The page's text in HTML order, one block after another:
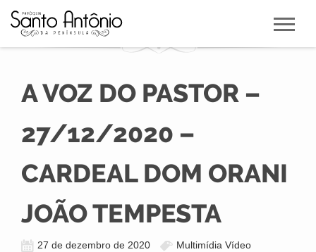
A VOZ DO PASTOR –
27/12/2020 –
CARDEAL DOM ORANI
JOÃO TEMPESTA
27 de dezembro de 2020 Multimídia Vídeo